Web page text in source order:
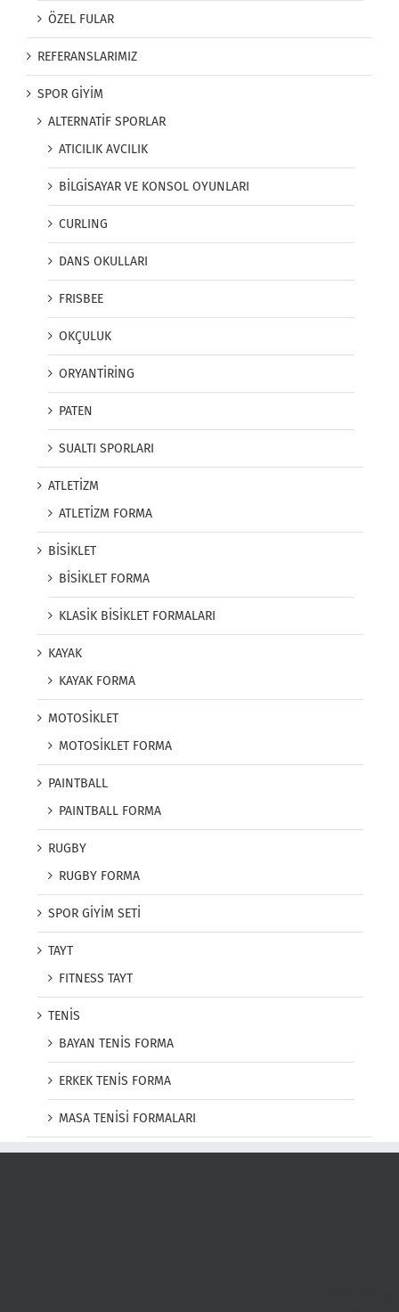
ÖZEL FULAR
REFERANSLARIMIZ
SPOR GİYİM
ALTERNATİF SPORLAR
ATICILIK AVCILIK
BİLGİSAYAR VE KONSOL OYUNLARI
CURLING
DANS OKULLARI
FRISBEE
OKÇULUK
ORYANTİRİNG
PATEN
SUALTI SPORLARI
ATLETİZM
ATLETİZM FORMA
BİSİKLET
BİSİKLET FORMA
KLASİK BİSİKLET FORMALARI
KAYAK
KAYAK FORMA
MOTOSİKLET
MOTOSİKLET FORMA
PAINTBALL
PAINTBALL FORMA
RUGBY
RUGBY FORMA
SPOR GİYİM SETİ
TAYT
FITNESS TAYT
TENİS
BAYAN TENİS FORMA
ERKEK TENİS FORMA
MASA TENİSİ FORMALARI